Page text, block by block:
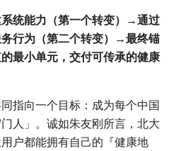
统能力（第一个转变）→通过
务行为（第二个转变）→最终锚
最小单元，交付可传承的健康
指向一个目标：成为每个中国
人」。诚如朱友刚所言，北大
户都能拥有自己的『健康地